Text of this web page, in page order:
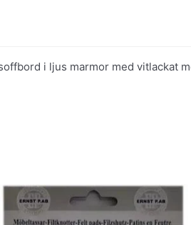
i ljus marmor med vitlackat